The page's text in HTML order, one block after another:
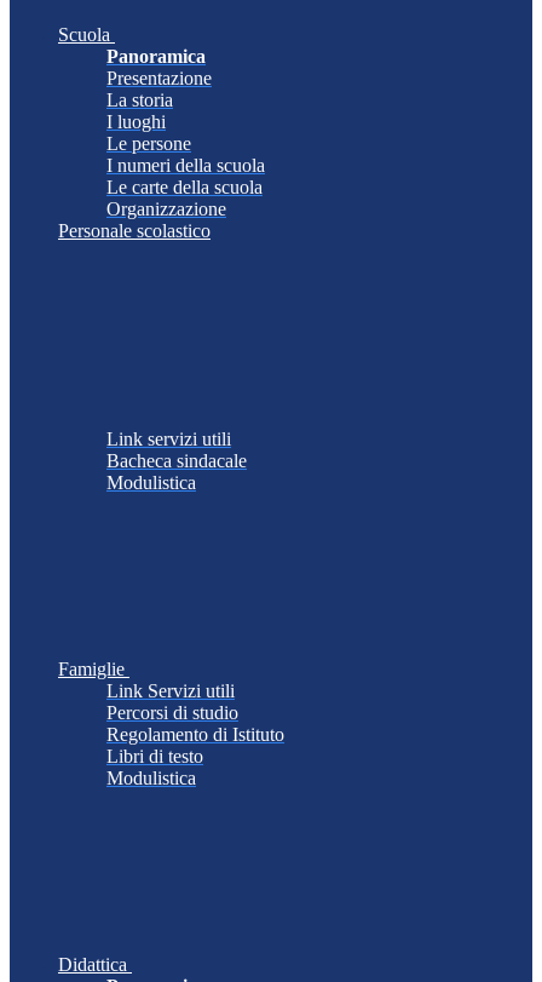
Scuola
Panoramica
Presentazione
La storia
I luoghi
Le persone
I numeri della scuola
Le carte della scuola
Organizzazione
Personale scolastico
Link servizi utili
Bacheca sindacale
Modulistica
Famiglie
Link Servizi utili
Percorsi di studio
Regolamento di Istituto
Libri di testo
Modulistica
Didattica